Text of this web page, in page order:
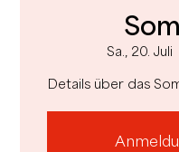
Sa., 20. Juli
Details über das